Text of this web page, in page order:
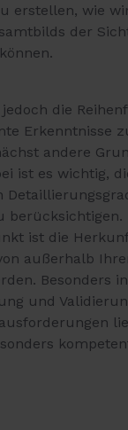
erstellen, wie
der
die
Erkenntnisse
andere
ist es wichtig,
berücksichtigen.
ist die
außerhalb
Besonders
und